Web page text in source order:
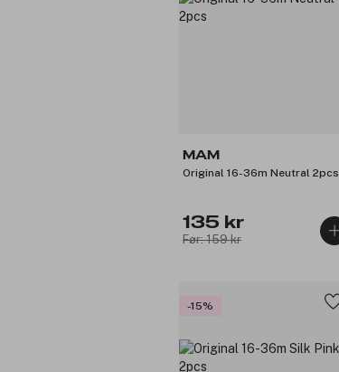
MAM
Original 16-36m Neutral 2pcs
135 kr
Før: 159 kr
-15%